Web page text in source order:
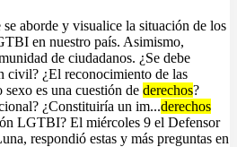
aborde y visualice la situación de los
en nuestro país. Asimismo,
de ciudadanos. ¿Se debe
civil? ¿El reconocimiento de las
es una cuestión de derechos?
¿Constituiría un im...derechos
LGTBI? El miércoles 9 el Defensor
respondió estas y más preguntas en